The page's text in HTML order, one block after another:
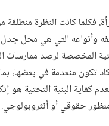
كانت النظرة منطلقة
وأنواعه التي هي محل
المخصصة لرصد
تكون منعدمة في بعضها،
كفاية البنية التحتية هو
حقوقي أو أنثروبولوجي.